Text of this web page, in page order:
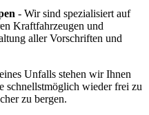
- Wir sind spezialisiert auf
Kraftfahrzeugen und
aller Vorschriften und
Unfalls stehen wir Ihnen
schnellstmöglich wieder frei zu
zu bergen.